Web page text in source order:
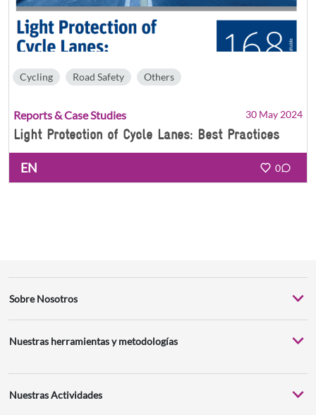
Cycling Road Safety Others
Reports & Case Studies 30 May 2024
Light Protection of Cycle Lanes: Best Practices
EN 0
Sobre Nosotros
Nuestras herramientas y metodologías
Nuestras Actividades